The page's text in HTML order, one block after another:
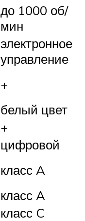
до 1000 об/
мин
электронное
управление
+
белый цвет
+
цифровой
класс A
класс A
класс C